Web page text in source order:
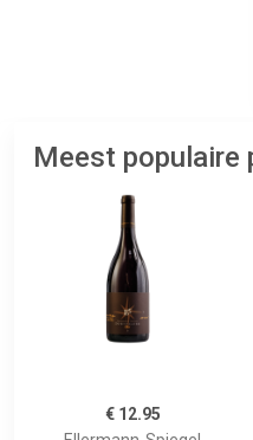
Meest populaire
€ 12.95